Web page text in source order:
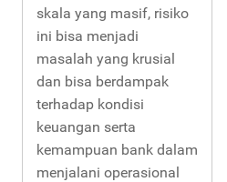
skala yang masif, risiko
ini bisa menjadi
masalah yang krusial
dan bisa berdampak
terhadap kondisi
keuangan serta
kemampuan bank dalam
menjalani operasional